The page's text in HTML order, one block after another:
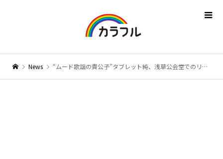
News “ムード歌謡の貴公子”タブレット純、浅草公会堂でのリサイタルを開催！ 満員のファン1000人を前に昭和の名曲など全30曲を熱唱